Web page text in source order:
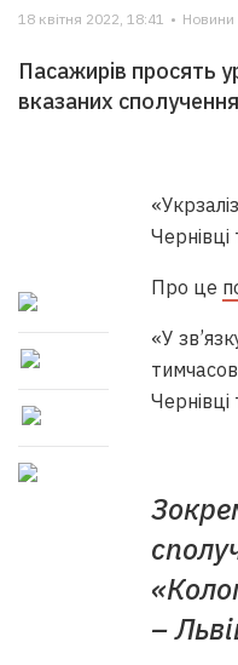
18 квітня 2022, 18:41 • Новини
Пасажирів просять
вказаних
Про це
«У
–